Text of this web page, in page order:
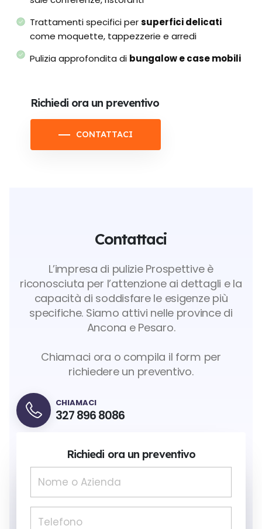
Trattamenti specifici persuperfici delicati
come moquette, tappezzerie e arredi
Pulizia approfondita di bungalow e case mobili
Richiedi ora un preventivo
CONTATTACI
Contattaci
L’impresa di pulizie Prospettive è
riconosciuta per l’attenzione ai dettagli e la
capacità di soddisfare le esigenze più
specifiche. Siamo attivi nelle province di
Ancona e Pesaro.
Chiamaci ora o compila il form per
richiedere un preventivo.
CHIAMACI
327 896 8086
Richiedi ora un preventivo